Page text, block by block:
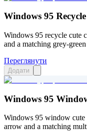
Windows 95
Windows 95 recycle cute
and a matching grey-
Переглянути
Додати
Windows 95
Windows 95 window
arrow and a matching